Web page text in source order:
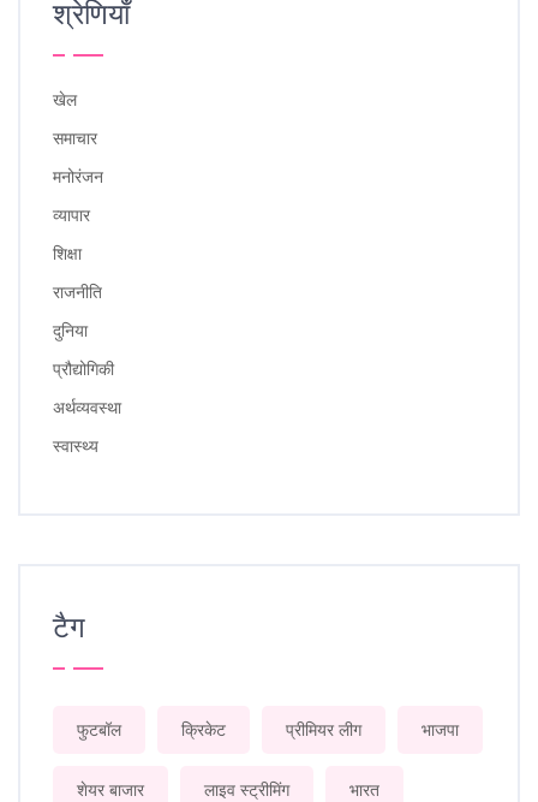
श्रेणियाँ
खेल
समाचार
मनोरंजन
व्यापार
शिक्षा
राजनीति
दुनिया
प्रौद्योगिकी
अर्थव्यवस्था
स्वास्थ्य
टैग
फुटबॉल क्रिकेट प्रीमियर लीग भाजपा
शेयर बाजार लाइव स्ट्रीमिंग भारत